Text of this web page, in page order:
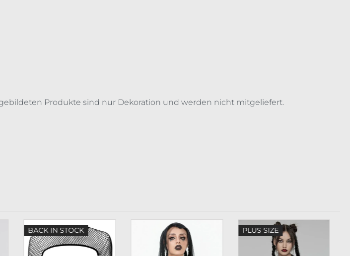
Produkte sind nur Dekoration und werden nicht mitgeliefert.
BACK IN STOCK PLUS SIZE